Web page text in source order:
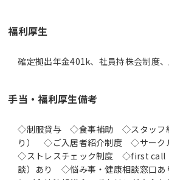
福利厚生
確定拠出年金401k、社員持株会制度
手当・福利厚生備考
◇制服貸与 ◇食事補助 ◇スタッフ
り） ◇ご入居者紹介制度 ◇サー
◇ストレスチェック制度 ◇first call
談）あり ◇悩み事・健康相談窓口